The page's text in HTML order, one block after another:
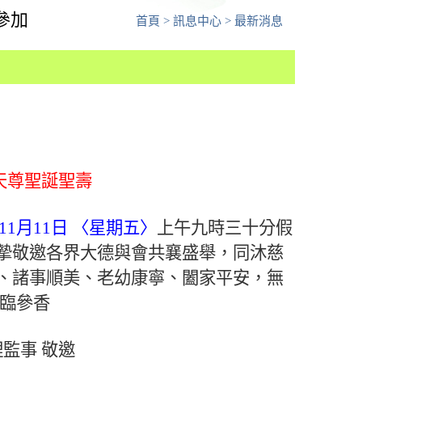
加 首頁 > 訊息中心 > 最新消息
尊聖誕聖壽
月11日 〈星期五〉
上午九時三十分假
敬邀各界大德與會共襄盛舉，同沐慈
諸事順美、老幼康寧、闔家平安，無
參香
事 敬邀